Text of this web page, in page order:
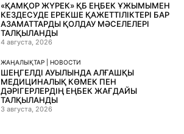
«ҚАМҚОР ЖҮРЕК» ҚБ ЕҢБЕК ҰЖЫМЫМЕН
КЕЗДЕСУДЕ ЕРЕКШЕ ҚАЖЕТТІЛІКТЕРІ БАР
АЗАМАТТАРДЫ ҚОЛДАУ МӘСЕЛЕЛЕРІ
ТАЛҚЫЛАНДЫ
4 августа, 2026
ЖАҢАЛЫҚТАР | НОВОСТИ
ШЕҢГЕЛДІ АУЫЛЫНДА АЛҒАШҚЫ
МЕДИЦИНАЛЫҚ КӨМЕК ПЕН
ДӘРІГЕРЛЕРДІҢ ЕҢБЕК ЖАҒДАЙЫ
ТАЛҚЫЛАНДЫ
3 августа, 2026